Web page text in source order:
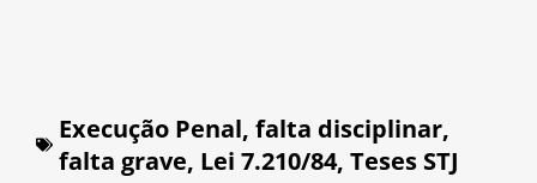
Execução Penal, falta disciplinar,
falta grave, Lei 7.210/84, Teses STJ